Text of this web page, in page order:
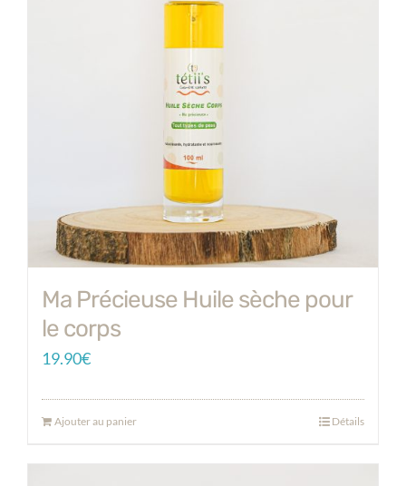
Ma Précieuse Huile sèche pour
le corps
19.90€
Ajouter au panier Détails